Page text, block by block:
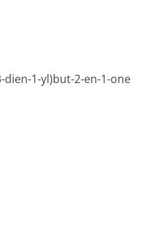
dien-1-yl)but-2-en-1-one